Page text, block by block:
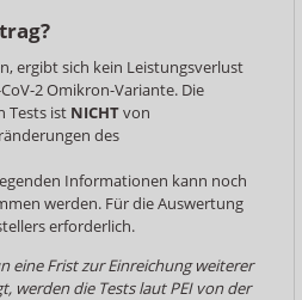
ergibt sich kein Leistungsverlust
2 Omikron-Variante. Die
Tests ist NICHTvon
des
Informationen kann noch
werden. Für die Auswertung
erforderlich.
eine Frist zur Einreichung weiterer
werden die Tests laut PEI von der